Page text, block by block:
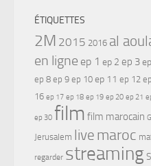
ÉTIQUETTES
2M 2015 2016 al
en ligne ep 1 ep 2 ep 3
ep 8 ep 9 ep 10 ep 11 ep 12
16 ep 17 ep 18 ep 19 ep 20 ep 21
ep 30 film film marocain
Jerusalem live maroc
regarder streaming